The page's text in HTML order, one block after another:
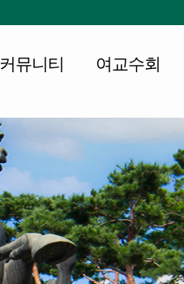
커뮤니티 여교수회